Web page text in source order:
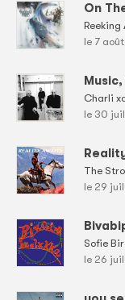
On
Reeking
le 7
Charli
le 30
The
le 29
Sofie
le 26